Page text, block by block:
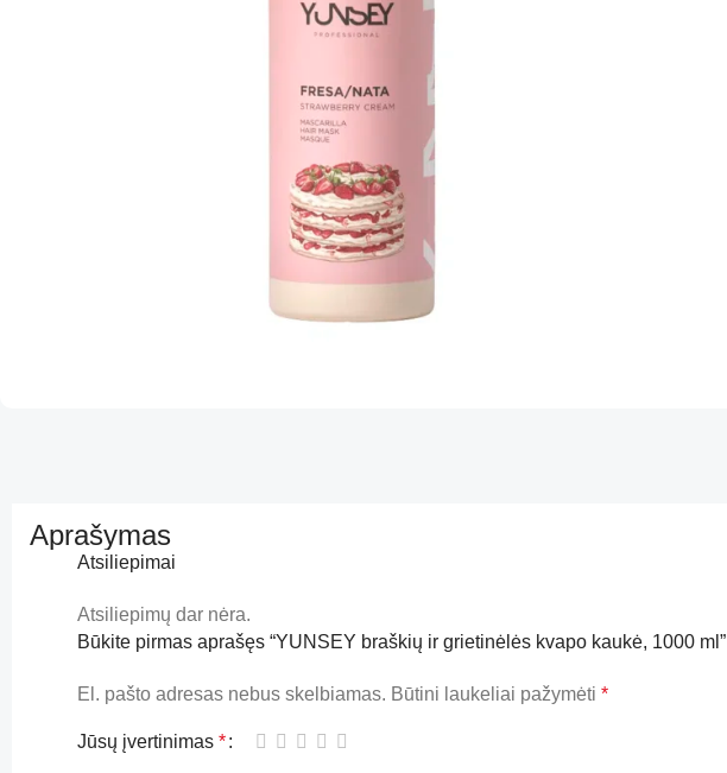
Aprašymas
Atsiliepimai
Atsiliepimų dar nėra.
Būkite pirmas aprašęs “YUNSEY braškių ir grietinėlės kvapo kaukė, 1000 ml”
El. pašto adresas nebus skelbiamas. Būtini laukeliai pažymėti *
Jūsų įvertinimas *